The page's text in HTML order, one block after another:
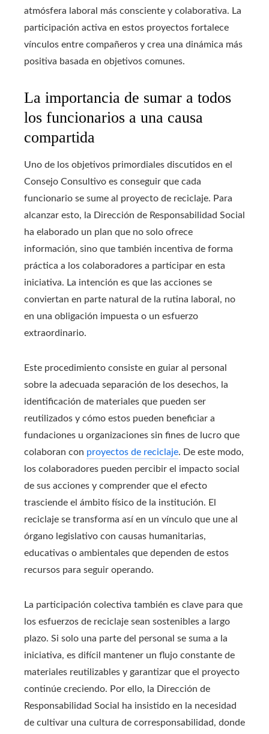
atmósfera laboral más consciente y colaborativa. La
participación activa en estos proyectos fortalece
vínculos entre compañeros y crea una dinámica más
positiva basada en objetivos comunes.
La importancia de sumar a todos
los funcionarios a una causa
compartida
Uno de los objetivos primordiales discutidos en el
Consejo Consultivo es conseguir que cada
funcionario se sume al proyecto de reciclaje. Para
alcanzar esto, la Dirección de Responsabilidad Social
ha elaborado un plan que no solo ofrece
información, sino que también incentiva de forma
práctica a los colaboradores a participar en esta
iniciativa. La intención es que las acciones se
conviertan en parte natural de la rutina laboral, no
en una obligación impuesta o un esfuerzo
extraordinario.
Este procedimiento consiste en guiar al personal
sobre la adecuada separación de los desechos, la
identificación de materiales que pueden ser
reutilizados y cómo estos pueden beneficiar a
fundaciones u organizaciones sin fines de lucro que
colaboran con proyectos de reciclaje. De este modo,
los colaboradores pueden percibir el impacto social
de sus acciones y comprender que el efecto
trasciende el ámbito físico de la institución. El
reciclaje se transforma así en un vínculo que une al
órgano legislativo con causas humanitarias,
educativas o ambientales que dependen de estos
recursos para seguir operando.
La participación colectiva también es clave para que
los esfuerzos de reciclaje sean sostenibles a largo
plazo. Si solo una parte del personal se suma a la
iniciativa, es difícil mantener un flujo constante de
materiales reutilizables y garantizar que el proyecto
continúe creciendo. Por ello, la Dirección de
Responsabilidad Social ha insistido en la necesidad
de cultivar una cultura de corresponsabilidad, donde